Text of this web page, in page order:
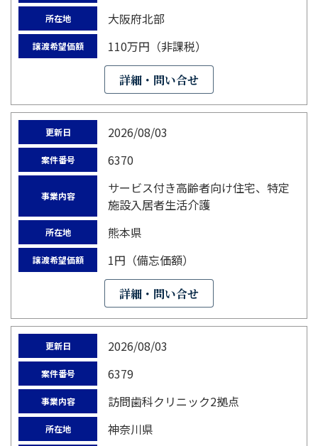
所在地 大阪府北部
譲渡希望価額 110万円（非課税）
詳細・問い合せ
更新日 2026/08/03
案件番号 6370
事業内容
サービス付き高齢者向け住宅、特定
施設入居者生活介護
所在地 熊本県
譲渡希望価額 1円（備忘価額）
詳細・問い合せ
更新日 2026/08/03
案件番号 6379
事業内容 訪問歯科クリニック2拠点
所在地 神奈川県